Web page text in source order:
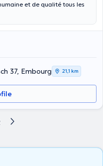
et de qualité tous les
37, Embourg 21,1 km